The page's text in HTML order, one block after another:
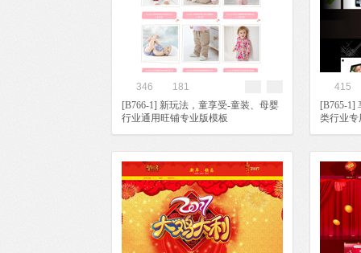
346
181
[B766-1] 新玩法，童享受-童装、母婴
行业通用旺铺专业版模板
415
[B765-1]
类行业专